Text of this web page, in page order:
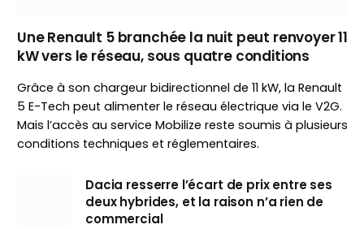
Une Renault 5 branchée la nuit peut renvoyer 11
kW vers le réseau, sous quatre conditions
Grâce à son chargeur bidirectionnel de 11 kW, la Renault
5 E-Tech peut alimenter le réseau électrique via le V2G.
Mais l’accès au service Mobilize reste soumis à plusieurs
conditions techniques et réglementaires.
Dacia resserre l’écart de prix entre ses
deux hybrides, et la raison n’a rien de
commercial